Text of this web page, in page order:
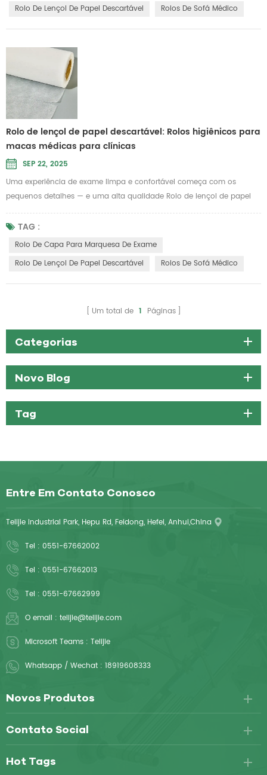
proteg...
Rolo De Lençol De Papel Descartável
Rolos De Sofá Médico
Rolo de lençol de papel descartável: Rolos higiênicos para
macas médicas para clínicas
SEP 22, 2025
Uma experiência de exame limpa e confortável começa com os
pequenos detalhes — e uma alta qualidade Rolo de lençol de papel
descartável faz uma grande diferença. Clínicas, spas e equipes móveis
de saúde contam com lençóis descartáveis para manter a higiene
entre os pacientes e, ao mesmo tempo, agilizar a preparação e a
ajudam a reduzi...
TAG :
Rolo De Capa Para Marquesa De Exame
Rolo De Lençol De Papel Descartável
Rolos De Sofá Médico
Um total de 1 Páginas
Categorias
Novo Blog
Tag
Entre Em Contato Conosco
Telijie Industrial Park, Hepu Rd, Feidong, Hefei, Anhui,China
Tel : 0551-67662002
Tel : 0551-67662013
Tel : 0551-67662999
O email : telijie@telijie.com
Microsoft Teams : Telijie
Whatsapp / Wechat : 18919608333
Novos Produtos
Contato Social
Hot Tags